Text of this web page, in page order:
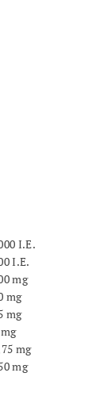
I.E.
I.E.
mg
mg
mg
mg
mg